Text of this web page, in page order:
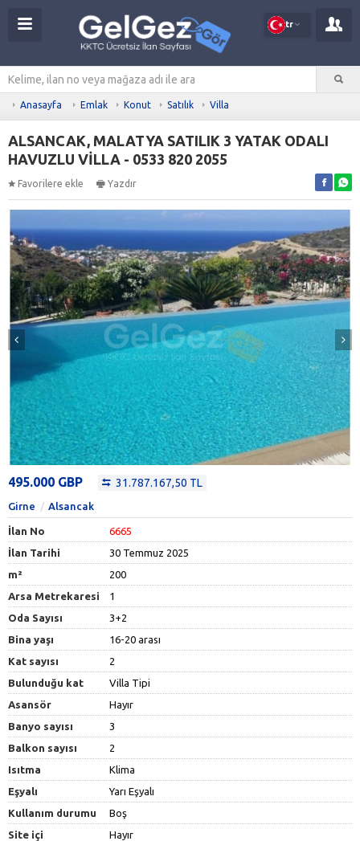
tr
Anasayfa Emlak Konut Satılık Villa
ALSANCAK, MALATYA SATILIK 3 YATAK ODALI
HAVUZLU VİLLA - 0533 820 2055
Favorilere ekle Yazdır
495.000 GBP 31.787.167,50 TL
Girne Alsancak
İlan No
6665
İlan Tarihi
30 Temmuz 2025
m²
200
Arsa Metrekaresi
1
Oda Sayısı
3+2
Bina yaşı
16-20 arası
Kat sayısı
2
Bulunduğu kat
Villa Tipi
Asansör
Hayır
Banyo sayısı
3
Balkon sayısı
2
Isıtma
Klima
Eşyalı
Yarı Eşyalı
Kullanım durumu
Boş
Site içi
Hayır